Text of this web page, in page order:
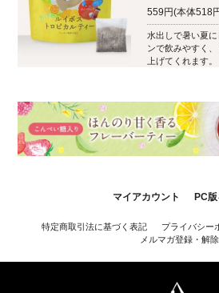
559円(本体518
水出しで暑い夏
ンで飲みやすく
上げてくれます。
マイアカウント PC
特定商取引法に基づく表記 プライバシー
メルマガ登録・解除